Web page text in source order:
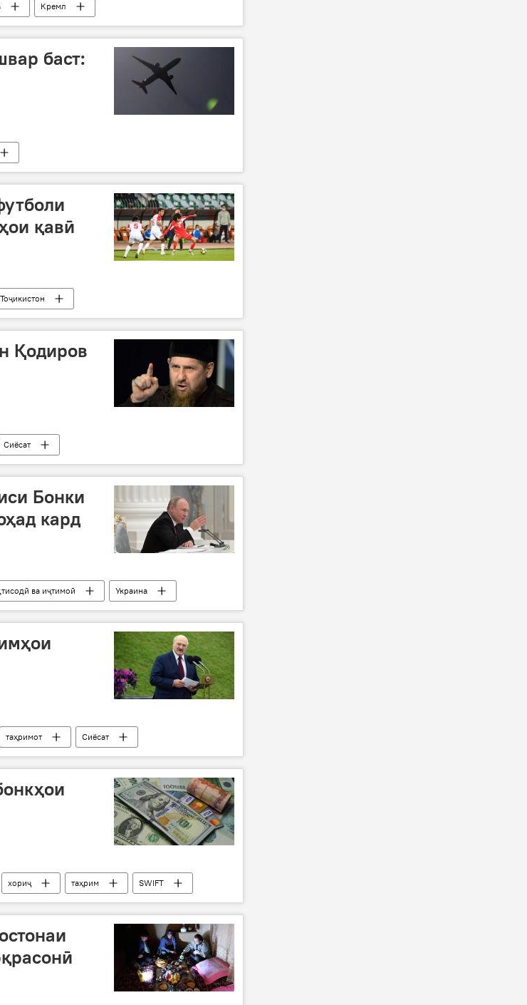
Кремл
барои ҳимояи Донбасс: охирин хабарҳо
баст:
қавӣ
Қодиров
Сиёсат
Бонки
кард
ва иҷтимоӣ Украина
таҳримот Сиёсат
хориҷ таҳрим SWIFT